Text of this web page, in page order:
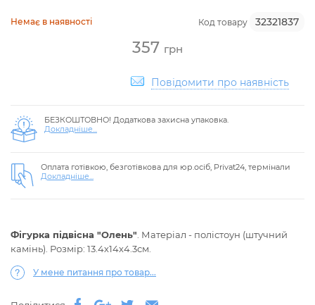
Немає в наявності Код товару 32321837
357 грн
Повідомити про наявність
БЕЗКОШТОВНО! Додаткова захисна упаковка.
Докладніше...
Оплата готівкою, безготівкова для юр.осіб, Privat24, термінали
Докладніше...
Фігурка підвісна "Олень" . Матеріал - полістоун (штучний
камінь). Розмір: 13.4х14х4.3см.
У мене питання про товар...